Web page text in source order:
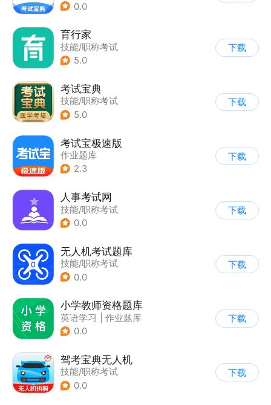
0.0
育行家
技能/职称考试
5.0
下载
考试宝典
技能/职称考试
5.0
下载
考试宝极速版
作业题库
2.3
下载
人事考试网
技能/职称考试
0.0
下载
无人机考试题库
技能/职称考试
0.0
下载
小学教师资格题库
英语学习
作业题库
| 其他
0.0
下载
驾考宝典无人机
技能/职称考试
0.0
下载